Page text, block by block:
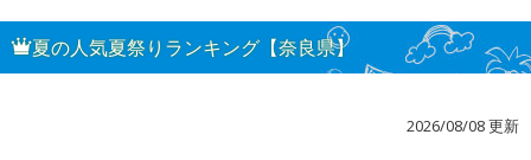
夏の人気夏祭りランキング【奈良県】
2026/08/08 更新